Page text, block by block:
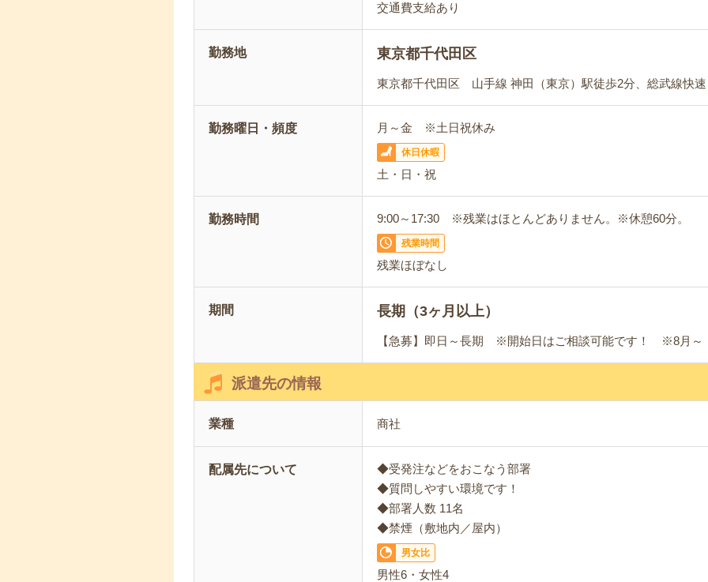
交通費支給あり
勤務地 東京都千代田区
東京都千代田区 山手線 神田（東京）駅徒歩2分、総武線快
勤務曜日・頻度 月～金 ※土日祝休み
休日休暇
土・日・祝
勤務時間 9:00～17:30 ※残業はほとんどありません。※休憩60分。
残業時間
残業ほぼなし
期間 長期（3ヶ月以上）
【急募】即日～長期 ※開始日はご相談可能です！ ※8月～
派遣先の情報
業種 商社
配属先について
◆受発注などをおこなう部署
◆質問しやすい環境です！
◆部署人数 11名
◆禁煙（敷地内／屋内）
男女比
男性6・女性4